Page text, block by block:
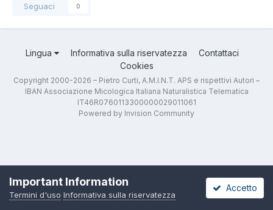
Seguaci 0
Lingua Informativa sulla riservatezza
Contattaci
Cookies
Copyright 2000-2026 – Pietro Curti, A.M.I.N.T. APS e rispettivi Autori –
IBAN Associazione Micologica Italiana Naturalistica Telematica
IT46R0760113300000029011061
Powered by Invision Community
Important Information
Termini d'uso Informativa sulla riservatezza
Accetto